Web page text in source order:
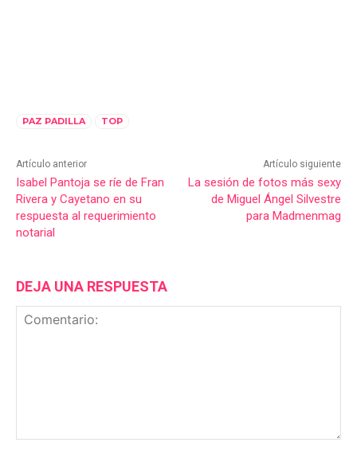
PAZ PADILLA TOP
Artículo anterior
Isabel Pantoja se ríe de Fran
Rivera y Cayetano en su
respuesta al requerimiento
notarial
Artículo siguiente
La sesión de fotos más sexy
de Miguel Ángel Silvestre
para Madmenmag
DEJA UNA RESPUESTA